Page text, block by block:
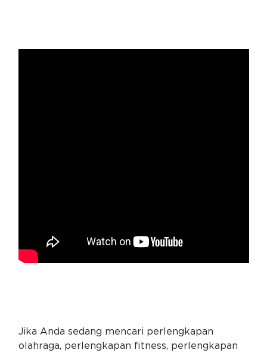
Jika Anda sedang mencari perlengkapan
olahraga, perlengkapan fitness, perlengkapan